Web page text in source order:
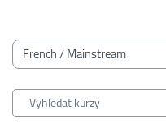
Bloky
Kategorie kurzů
Vyhledat kurzy